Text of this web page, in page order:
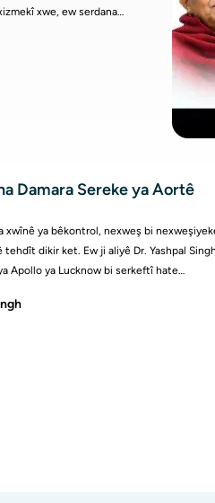
şîreta xizmekî xwe, ew serdana
û Guhertina Movikan) re şêwir kir.
çokê ya robotîk derbas kir, û
Sereke ya Aortê
bêkontrol, nexweş bi nexweşiyeke
ket. Ew ji aliyê Dr. Yashpal Singh ve
Lucknow bi serkeftî hate
saxlem e.